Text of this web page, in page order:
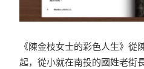
《陳金枝女士的彩色人生》從
起，從小就在南投的國姓老街